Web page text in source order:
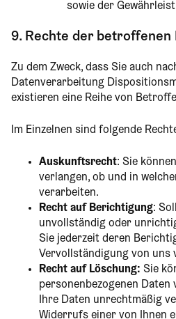
sowie der
9. Rechte der betroffenen
Zu dem Zweck, dass Sie auch
Datenverarbeitung
existieren eine Reihe von
Im Einzelnen sind folgende
Auskunftsrecht: Sie
verlangen, ob und in
verarbeiten.
Recht auf Berichtigung:
unvollständig oder
Sie jederzeit deren
Vervollständigung von uns
Recht auf Löschung: Sie
personenbezogenen Daten
Ihre Daten unrechtmäßig
Widerrufs einer von Ihnen